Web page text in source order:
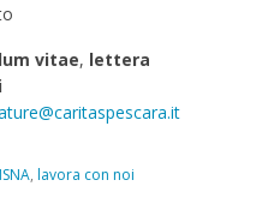
vitae, lettera
,lavora con noi